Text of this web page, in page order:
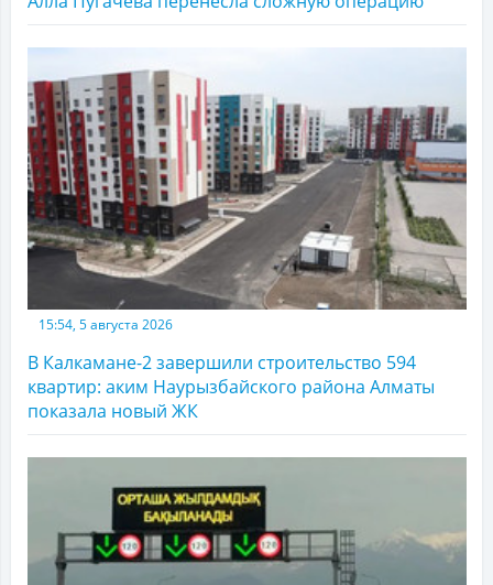
15:54, 5 августа 2026
В Калкамане-2 завершили строительство 594
квартир: аким Наурызбайского района Алматы
показала новый ЖК